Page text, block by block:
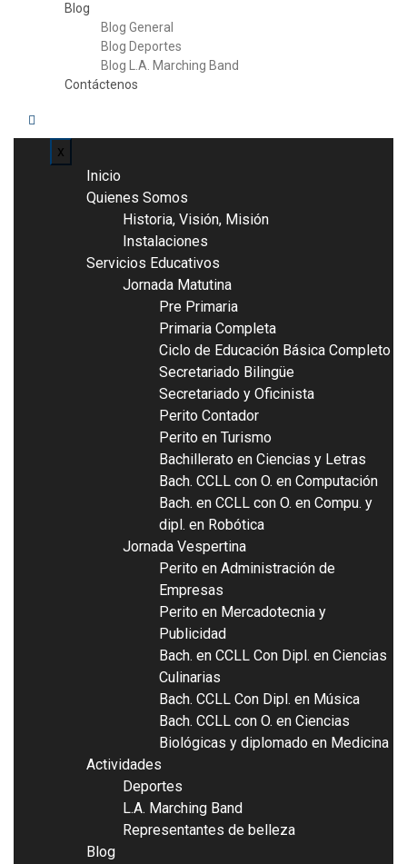
Blog
Blog General
Blog Deportes
Blog L.A. Marching Band
Contáctenos
x
Inicio
Quienes Somos
Historia, Visión, Misión
Instalaciones
Servicios Educativos
Jornada Matutina
Pre Primaria
Primaria Completa
Ciclo de Educación Básica Completo
Secretariado Bilingüe
Secretariado y Oficinista
Perito Contador
Perito en Turismo
Bachillerato en Ciencias y Letras
Bach. CCLL con O. en Computación
Bach. en CCLL con O. en Compu. y
dipl. en Robótica
Jornada Vespertina
Perito en Administración de
Empresas
Perito en Mercadotecnia y
Publicidad
Bach. en CCLL Con Dipl. en Ciencias
Culinarias
Bach. CCLL Con Dipl. en Música
Bach. CCLL con O. en Ciencias
Biológicas y diplomado en Medicina
Actividades
Deportes
L.A. Marching Band
Representantes de belleza
Blog